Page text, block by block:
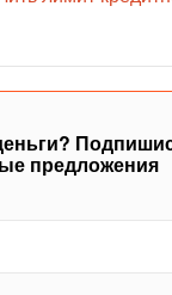
предложения